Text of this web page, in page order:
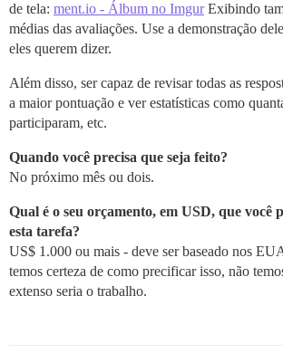
de tela: ment.io - Álbum no ImgurExibindo
médias das avaliações. Use a demonstração
eles querem dizer.
Além disso, ser capaz de revisar todas as
a maior pontuação e ver estatísticas como
participaram, etc.
Quando você precisa que seja feito?
No próximo mês ou dois.
Qual é o seu orçamento, em USD, que você
esta tarefa?
US$ 1.000 ou mais - deve ser baseado nos
temos certeza de como precificar isso, não
extenso seria o trabalho.